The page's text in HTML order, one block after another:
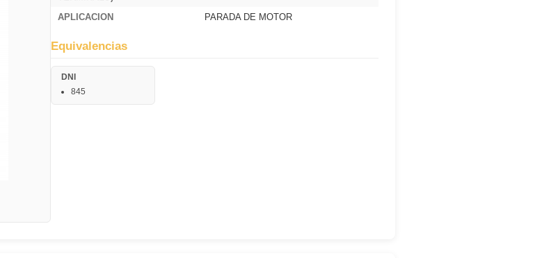
APLICACION PARADA DE MOTOR
Equivalencias
DNI
845